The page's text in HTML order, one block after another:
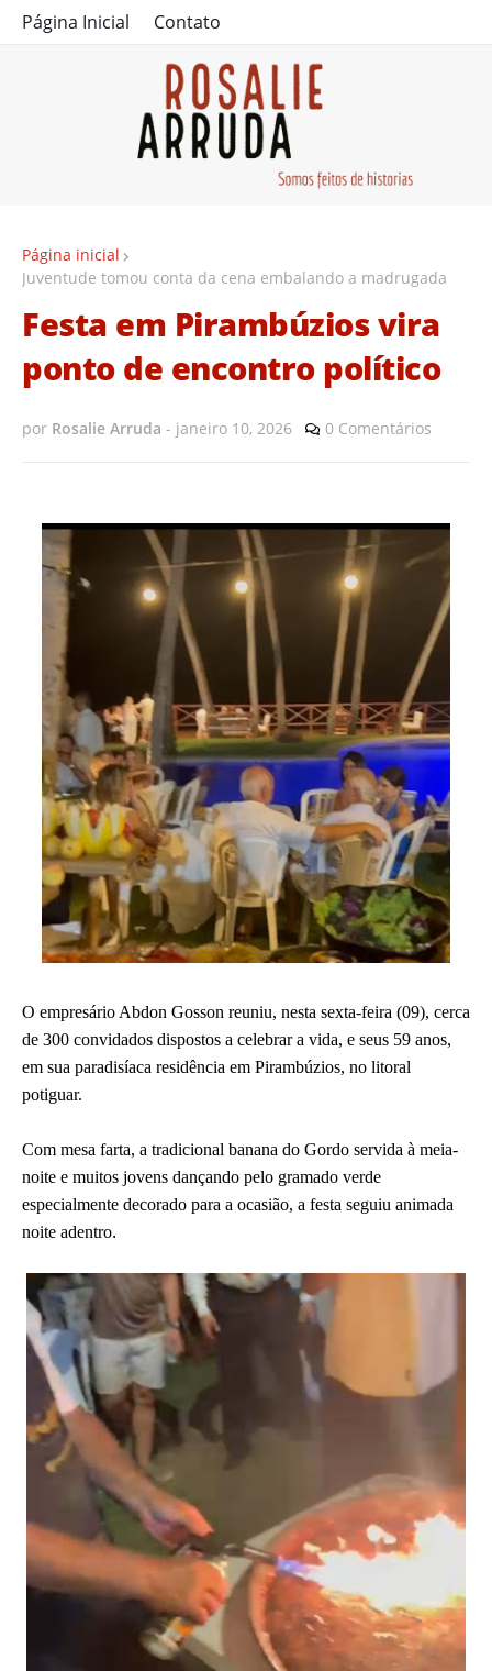
Página Inicial Contato
Página inicial
Juventude tomou conta da cena embalando a madrugada
Festa em Pirambúzios vira
ponto de encontro político
por Rosalie Arruda - janeiro 10, 2026 0 Comentários
O empresário Abdon Gosson reuniu, nesta sexta-feira (09), cerca
de 300 convidados dispostos a celebrar a vida, e seus 59 anos,
em sua paradisíaca residência em Pirambúzios, no litoral
potiguar.
Com mesa farta, a tradicional banana do Gordo servida à meia-
noite e muitos jovens dançando pelo gramado verde
especialmente decorado para a ocasião, a festa seguiu animada
noite adentro.